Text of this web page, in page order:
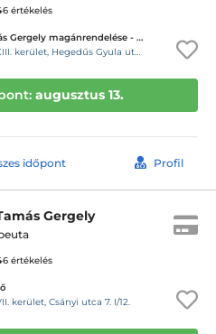
értékelés
Dr. Nagy Tamás Gergely magánrendelése - XIII. kerület Hegedűs Gyula utca
Hegedűs Gyula utca 13. 1/3. (kapucsengő: 27)
augusztus 13.
időpont Profil
Gergely
értékelés
kerület, Csányi utca 7. I/12.